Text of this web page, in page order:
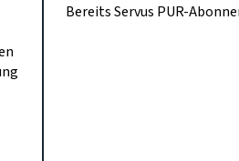
von und mit Andreas
Bereits Servus PUR-